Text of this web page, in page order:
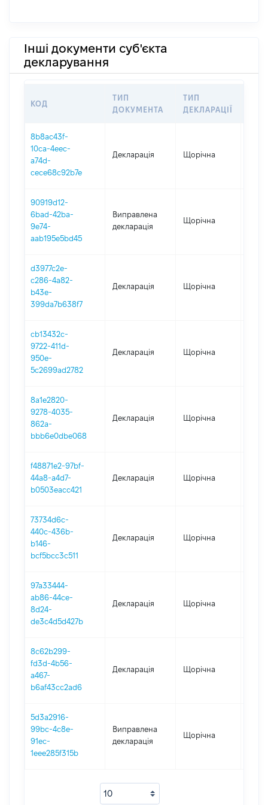
Інші документи суб'єкта
декларування
КОД
ТИП
ДОКУМЕНТА
ТИП
ДЕКЛАРАЦІЇ
8b8ac43f-
10ca-4eec-
a74d-
cece68c92b7e
Декларація Щорічна
90919d12-
6bad-42ba-
9e74-
aab195e5bd45
Виправлена
декларація
Щорічна
d3977c2e-
c286-4a82-
b43e-
399da7b638f7
Декларація Щорічна
cb13432c-
9722-411d-
950e-
5c2699ad2782
Декларація Щорічна
8a1e2820-
9278-4035-
862a-
bbb6e0dbe068
Декларація Щорічна
f48871e2-97bf-
44a8-a4d7-
b0503eacc421
Декларація Щорічна
73734d6c-
440c-436b-
b146-
bcf5bcc3c511
Декларація Щорічна
97a33444-
ab86-44ce-
8d24-
de3c4d5d427b
Декларація Щорічна
8c62b299-
fd3d-4b56-
a467-
b6af43cc2ad6
Декларація Щорічна
5d3a2916-
99bc-4c8e-
91ec-
1eee285f315b
Виправлена
декларація
Щорічна